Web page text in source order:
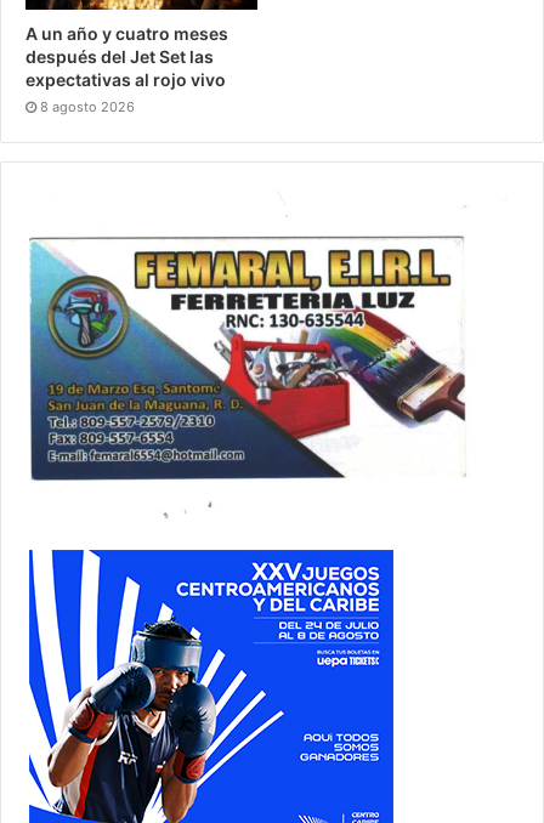
A un año y cuatro meses
después del Jet Set las
expectativas al rojo vivo
8 agosto 2026